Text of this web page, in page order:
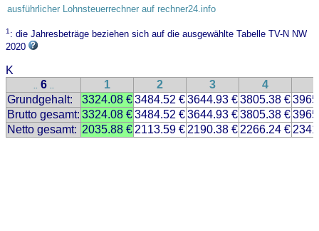
ausführlicher Lohnsteuerrechner auf rechner24.info
1: die Jahresbeträge beziehen sich auf die ausgewählte Tabelle TV-N NW
2020
K
.. 6 .. 1 2 3 4
Grundgehalt:
3324.08 €3484.52 €3644.93 €3805.38 €
Brutto gesamt: 3324.08 €3484.52 €3644.93 €3805.38 €
Netto gesamt: 2035.88 € 2113.59 € 2190.38 € 2266.24 €